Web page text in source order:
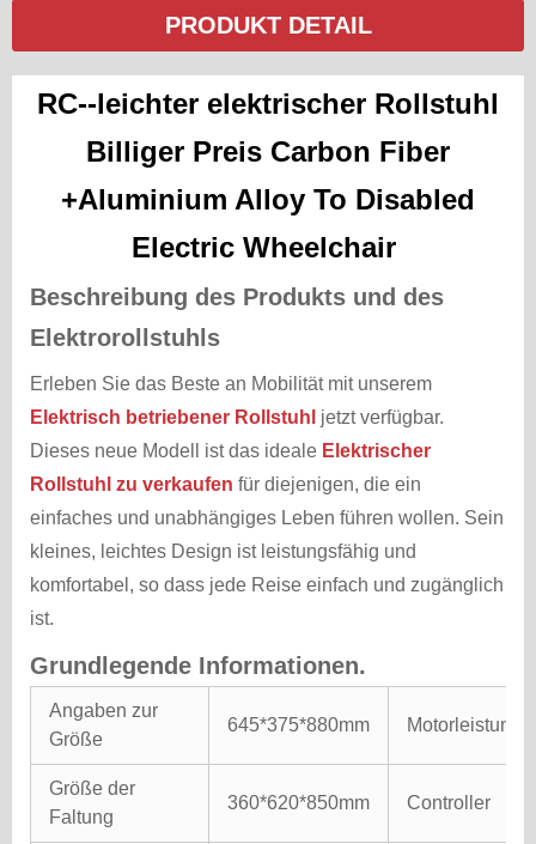
PRODUKT DETAIL
RC--leichter elektrischer Rollstuhl
Billiger Preis Carbon Fiber
+Aluminium Alloy To Disabled
Electric Wheelchair
Beschreibung des Produkts und des
Elektrorollstuhls
Erleben Sie das Beste an Mobilität mit unserem
Elektrisch betriebener Rollstuhl jetzt verfügbar.
Dieses neue Modell ist das ideale Elektrischer
Rollstuhl zu verkaufen für diejenigen, die ein
einfaches und unabhängiges Leben führen wollen. Sein
kleines, leichtes Design ist leistungsfähig und
komfortabel, so dass jede Reise einfach und zugänglich
ist.
Grundlegende Informationen.
Angaben zur
Größe
645*375*880mm Motorleistung
Größe der
Faltung
360*620*850mm Controller